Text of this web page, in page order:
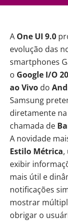
A One UI 9.0
evolução das
smartphones
o Google I/O
ao Vivo do
Samsung
diretamente
chamada de
A novidade
Estilo Métrica,
exibir
mais útil e
notificações
mostrar
obrigar o